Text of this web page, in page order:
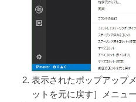
表示されたポップアップ
ットを元に戻す］メニュ